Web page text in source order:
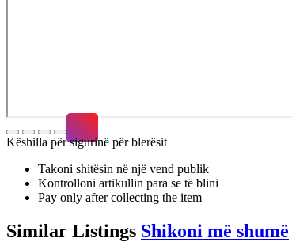
Këshilla për sigurinë për blerësit
Takoni shitësin në një vend publik
Kontrolloni artikullin para se të blini
Pay only after collecting the item
Similar Listings Shikoni më shumë